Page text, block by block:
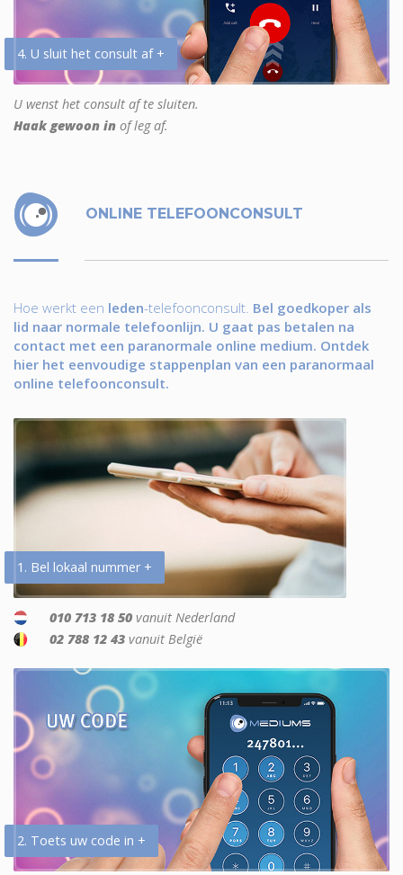
4. U sluit het consult af +
U wenst het consult af te sluiten.
Haak gewoon in of leg af.
ONLINE TELEFOONCONSULT
Hoe werkt een leden-telefoonconsult. Bel goedkoper als
lid naar normale telefoonlijn. U gaat pas betalen na
contact met een paranormale online medium. Ontdek
hier het eenvoudige stappenplan van een paranormaal
online telefoonconsult.
1. Bel lokaal nummer +
010 713 18 50 vanuit Nederland
02 788 12 43 vanuit België
2. Toets uw code in +